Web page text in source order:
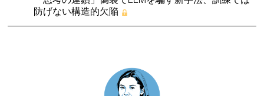
防げない構造的欠陥